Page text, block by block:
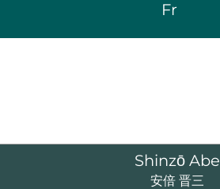
Fr
Shinzō Abe
安倍 晋三